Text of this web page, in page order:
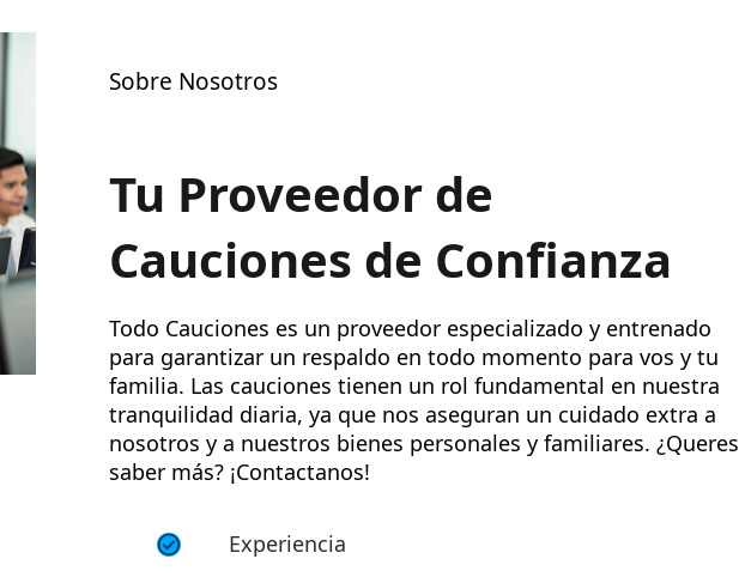
Sobre Nosotros
Tu Proveedor de
Cauciones de Confianza
Todo Cauciones es un proveedor especializado y entrenado
para garantizar un respaldo en todo momento para vos y tu
familia. Las cauciones tienen un rol fundamental en nuestra
tranquilidad diaria, ya que nos aseguran un cuidado extra a
nosotros y a nuestros bienes personales y familiares. ¿Queres
saber más? ¡Contactanos!
Experiencia